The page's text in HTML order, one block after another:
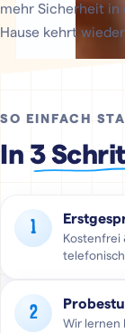
mehr Sicherheit in
Hause kehrt
SO EINFACH
In 3
1
Kostenfrei
2
Wir lernen